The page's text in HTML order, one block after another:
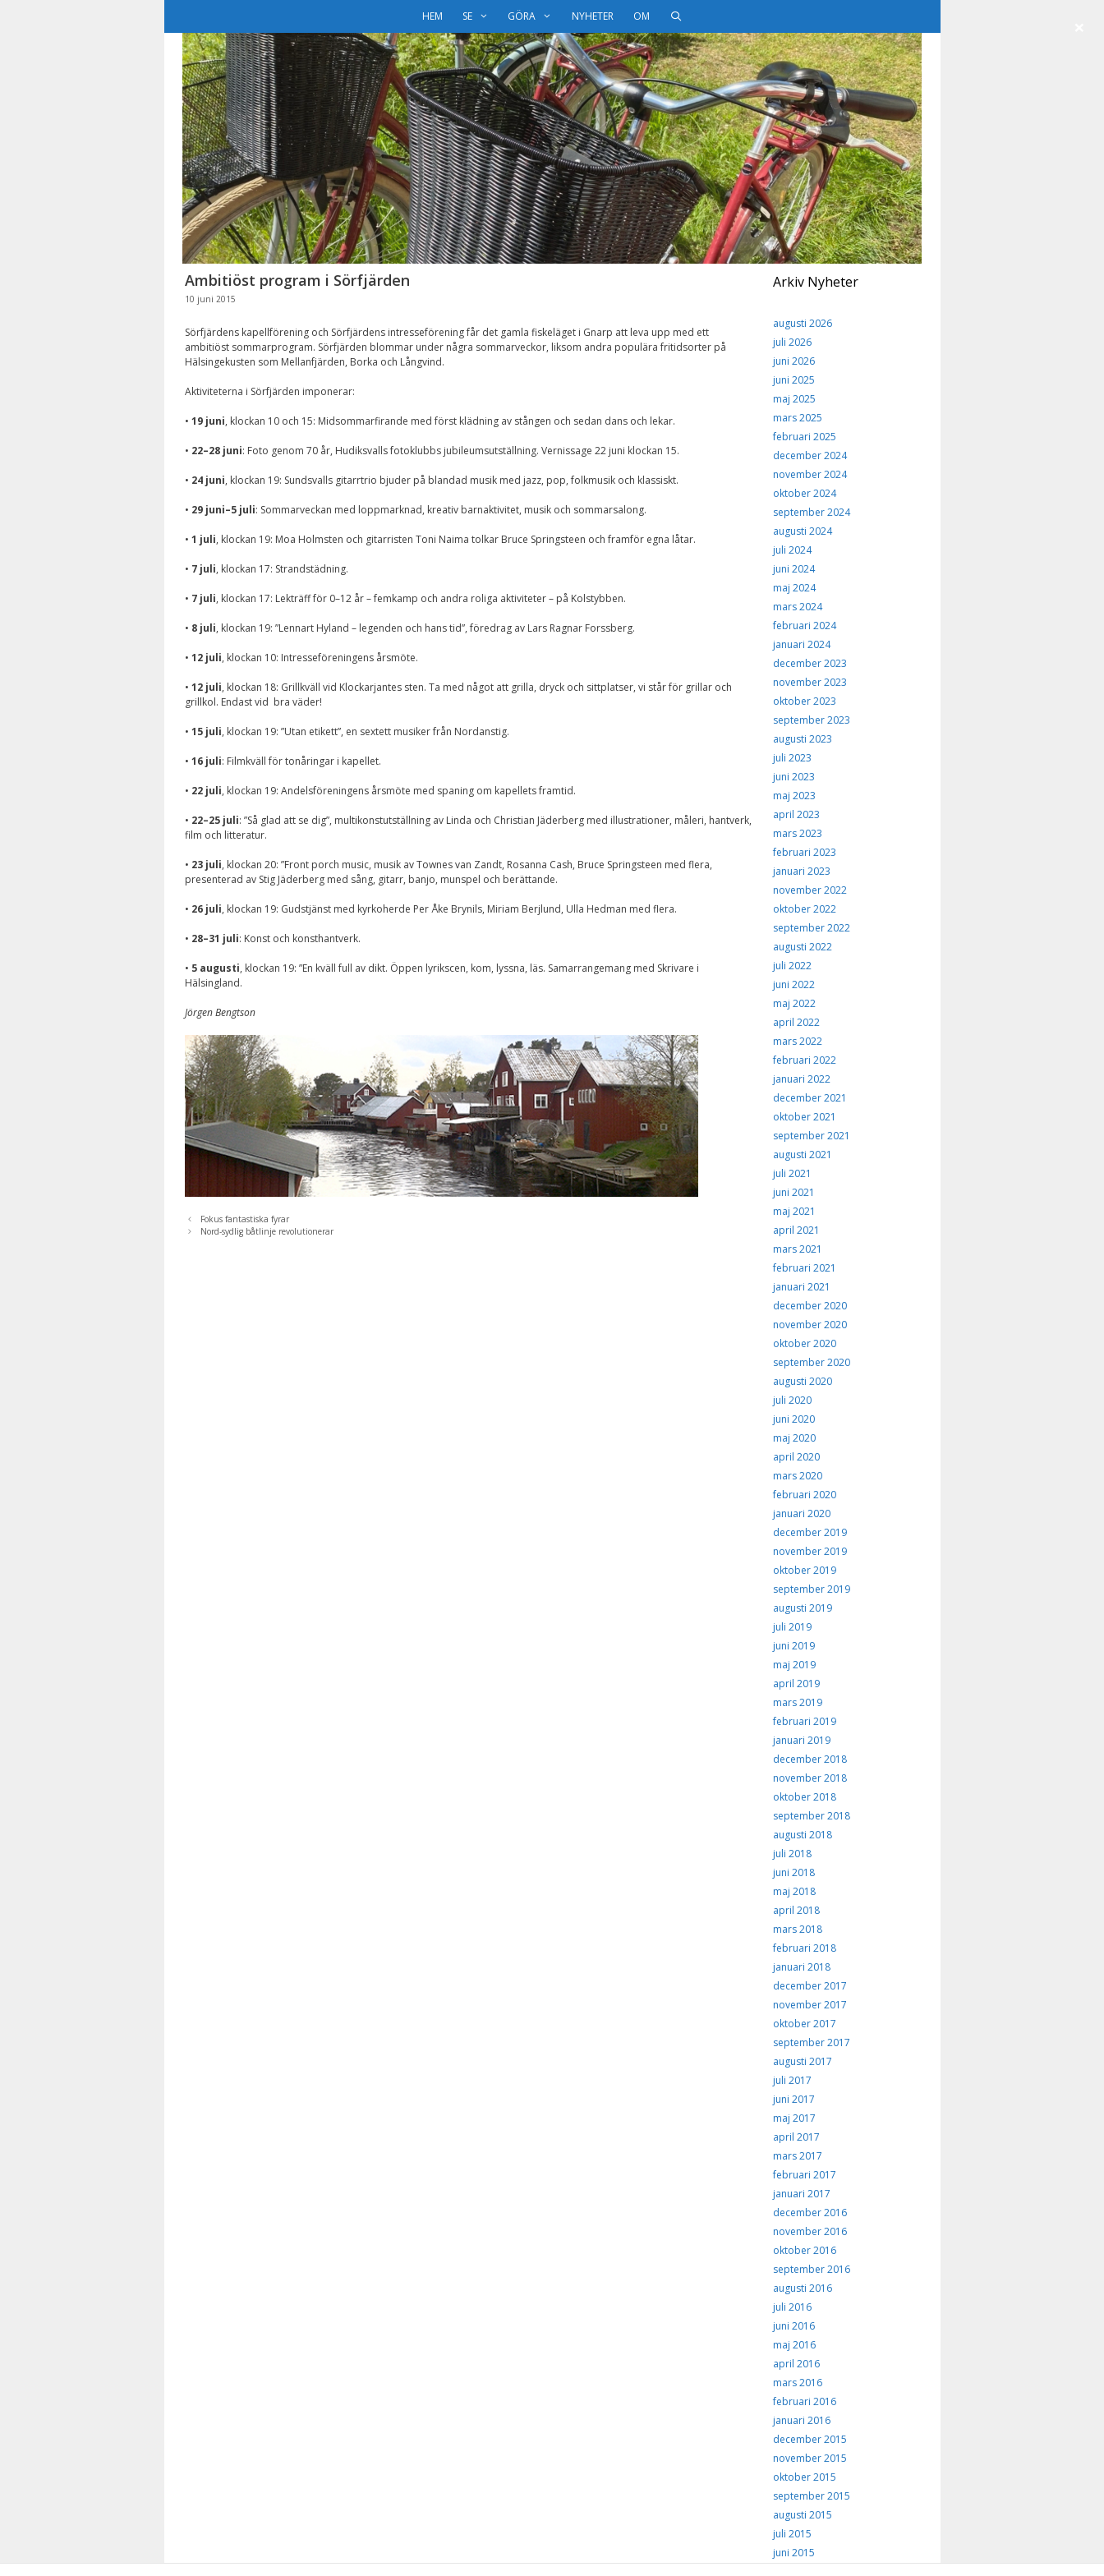
HEM SE GÖRA NYHETER OM
Ambitiöst program i Sörfjärden
10 juni 2015
Sörfjärdens kapellförening och Sörfjärdens intresseförening får det gamla fiskeläget i Gnarp att leva upp med ett
ambitiöst sommarprogram. Sörfjärden blommar under några sommarveckor, liksom andra populära fritidsorter på
Hälsingekusten som Mellanfjärden, Borka och Långvind.
Aktiviteterna i Sörfjärden imponerar:
• 19 juni, klockan 10 och 15: Midsommarfirande med först klädning av stången och sedan dans och lekar.
• 22–28 juni: Foto genom 70 år, Hudiksvalls fotoklubbs jubileumsutställning. Vernissage 22 juni klockan 15.
• 24 juni, klockan 19: Sundsvalls gitarrtrio bjuder på blandad musik med jazz, pop, folkmusik och klassiskt.
• 29 juni–5 juli: Sommarveckan med loppmarknad, kreativ barnaktivitet, musik och sommarsalong.
• 1 juli, klockan 19: Moa Holmsten och gitarristen Toni Naima tolkar Bruce Springsteen och framför egna låtar.
• 7 juli, klockan 17: Strandstädning.
• 7 juli, klockan 17: Lekträff för 0–12 år – femkamp och andra roliga aktiviteter – på Kolstybben.
• 8 juli, klockan 19: ”Lennart Hyland – legenden och hans tid”, föredrag av Lars Ragnar Forssberg.
• 12 juli, klockan 10: Intresseföreningens årsmöte.
• 12 juli, klockan 18: Grillkväll vid Klockarjantes sten. Ta med något att grilla, dryck och sittplatser, vi står för grillar och
grillkol. Endast vid bra väder!
• 15 juli, klockan 19: ”Utan etikett”, en sextett musiker från Nordanstig.
• 16 juli: Filmkväll för tonåringar i kapellet.
• 22 juli, klockan 19: Andelsföreningens årsmöte med spaning om kapellets framtid.
• 22–25 juli: ”Så glad att se dig”, multikonstutställning av Linda och Christian Jäderberg med illustrationer, måleri, hantverk,
film och litteratur.
• 23 juli, klockan 20: ”Front porch music, musik av Townes van Zandt, Rosanna Cash, Bruce Springsteen med flera,
presenterad av Stig Jäderberg med sång, gitarr, banjo, munspel och berättande.
• 26 juli, klockan 19: Gudstjänst med kyrkoherde Per Åke Brynils, Miriam Berjlund, Ulla Hedman med flera.
• 28–31 juli: Konst och konsthantverk.
• 5 augusti, klockan 19: ”En kväll full av dikt. Öppen lyrikscen, kom, lyssna, läs. Samarrangemang med Skrivare i
Hälsingland.
Jörgen Bengtson
Fokus fantastiska fyrar
Nord-sydlig båtlinje revolutionerar
Arkiv Nyheter
augusti 2026
juli 2026
juni 2026
juni 2025
maj 2025
mars 2025
februari 2025
december 2024
november 2024
oktober 2024
september 2024
augusti 2024
juli 2024
juni 2024
maj 2024
mars 2024
februari 2024
januari 2024
december 2023
november 2023
oktober 2023
september 2023
augusti 2023
juli 2023
juni 2023
maj 2023
april 2023
mars 2023
februari 2023
januari 2023
november 2022
oktober 2022
september 2022
augusti 2022
juli 2022
juni 2022
maj 2022
april 2022
mars 2022
februari 2022
januari 2022
december 2021
oktober 2021
september 2021
augusti 2021
juli 2021
juni 2021
maj 2021
april 2021
mars 2021
februari 2021
januari 2021
december 2020
november 2020
oktober 2020
september 2020
augusti 2020
juli 2020
juni 2020
maj 2020
april 2020
mars 2020
februari 2020
januari 2020
december 2019
november 2019
oktober 2019
september 2019
augusti 2019
juli 2019
juni 2019
maj 2019
april 2019
mars 2019
februari 2019
januari 2019
december 2018
november 2018
oktober 2018
september 2018
augusti 2018
juli 2018
juni 2018
maj 2018
april 2018
mars 2018
februari 2018
januari 2018
december 2017
november 2017
oktober 2017
september 2017
augusti 2017
juli 2017
juni 2017
maj 2017
april 2017
mars 2017
februari 2017
januari 2017
december 2016
november 2016
oktober 2016
september 2016
augusti 2016
juli 2016
juni 2016
maj 2016
april 2016
mars 2016
februari 2016
januari 2016
december 2015
november 2015
oktober 2015
september 2015
augusti 2015
juli 2015
juni 2015
bort. De behövs
hemsidan över
ska fungera.
För att vi ska
funktionalitet
uppbyggnad,
används.
besök. Om du
kommer viss
från
Marknadsföring
chansen att få se
personligt anpassat
innehåll och
erbjudanden.